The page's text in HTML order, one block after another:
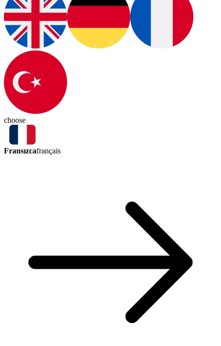
choose
Fransızcafrançais